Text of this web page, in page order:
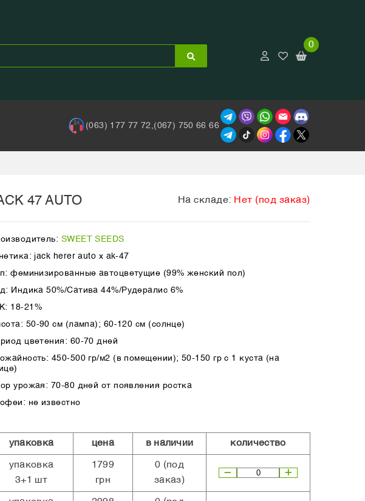
0
(063) 177 77 72, (067) 750 66 66
47 AUTO На складе: Нет (под заказ)
SWEET SEEDS
jack herer аuto x ak-47
феминизированные автоцветущие (99% женский пол)
Индика 50%/Сатива 44%/Рудералис 6%
18-21%
50-90 см (лампа); 60-120 см (солнце)
цветения: 60-70 дней
450-500 гр/м2 (в помещении); 50-150 гр с 1 куста (на
урожая: 70-80 дней от появления ростка
не известно
упаковка цена в наличии количество
упаковка
3+1 шт
1799
грн
0 (под
заказ)